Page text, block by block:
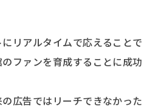
リアルタイムで応えることで
ファンを育成することに成功
広告ではリーチできなかった